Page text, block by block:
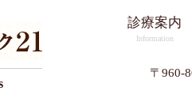
〒960-
診療案内
Information